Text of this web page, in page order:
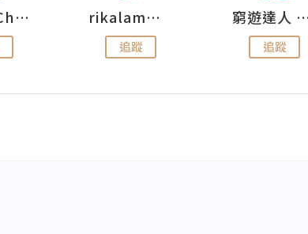
思思賢 ChillMyBabe rikalammm
追蹤
窮遊達人
追蹤